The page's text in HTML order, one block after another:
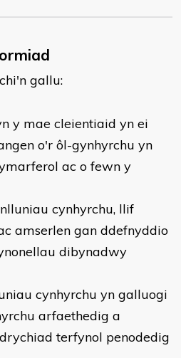
gallu:
y mae cleientiaid yn ei
o'r ôl-gynhyrchu yn
ac o fewn y
cynhyrchu, llif
amserlen gan ddefnyddio
dibynadwy
cynhyrchu yn galluogi
arfaethedig a
terfynol penodedig